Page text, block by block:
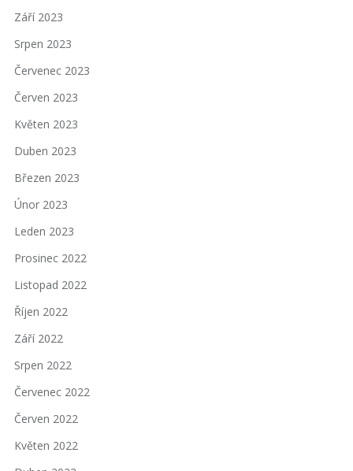
Září 2023
Srpen 2023
Červenec 2023
Červen 2023
Květen 2023
Duben 2023
Březen 2023
Únor 2023
Leden 2023
Prosinec 2022
Listopad 2022
Říjen 2022
Září 2022
Srpen 2022
Červenec 2022
Červen 2022
Květen 2022